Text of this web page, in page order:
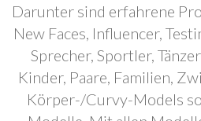
Darunter sind erfahrene
New Faces, Influencer,
Sprecher, Sportler,
Kinder, Paare, Familien,
Körper-/Curvy-Models